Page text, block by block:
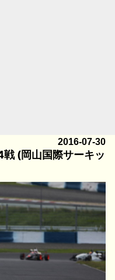
2016-07-30
(岡山国際サーキッ